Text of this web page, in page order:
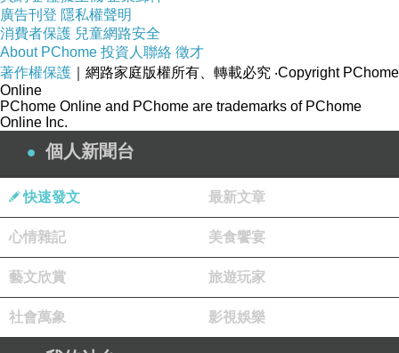
● 硬殼保護罩
廣告刊登 隱私權聲明
消費者保護 兒童網路安全
About PChome 投資人聯絡 徵才
著作權保護 ｜網路家庭版權所有、轉載必究 ‧Copyright PChome
Online
PChome Online and PChome are trademarks of PChome
Online Inc.
個人新聞台
快速發文 最新文章
心情雜記 美食饗宴
藝文欣賞 旅遊玩家
社會萬象 影視娛樂